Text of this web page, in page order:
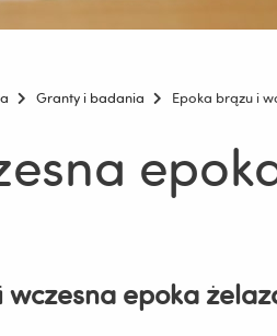
Granty i badania Epoka brązu i
wczesna epoka